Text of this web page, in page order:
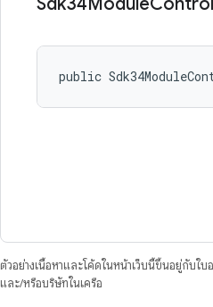
public
ตัวอย่างเนื้อหาและโค้ดในหน้าเว็บนี้ขึ้นอยู่กับใ
และ/หรือบริษัทในเครือ